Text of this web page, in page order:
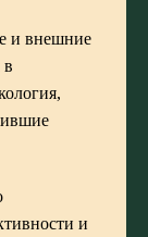
и внешние
в
и